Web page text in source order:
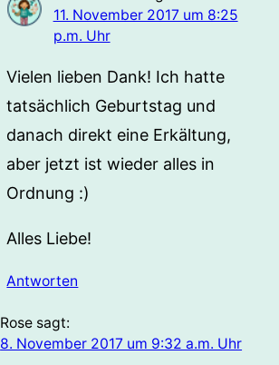
11. November 2017 um 8:25
p.m. Uhr
Vielen lieben Dank! Ich hatte
tatsächlich Geburtstag und
danach direkt eine Erkältung,
aber jetzt ist wieder alles in
Ordnung :)
Alles Liebe!
Antworten
Rose sagt:
8. November 2017 um 9:32 a.m. Uhr